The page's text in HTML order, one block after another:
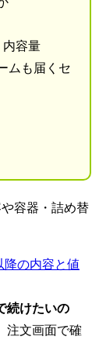
内容量
ムも届くセ
容器・詰め替
の内容と値
続けたいの
注文画面で確